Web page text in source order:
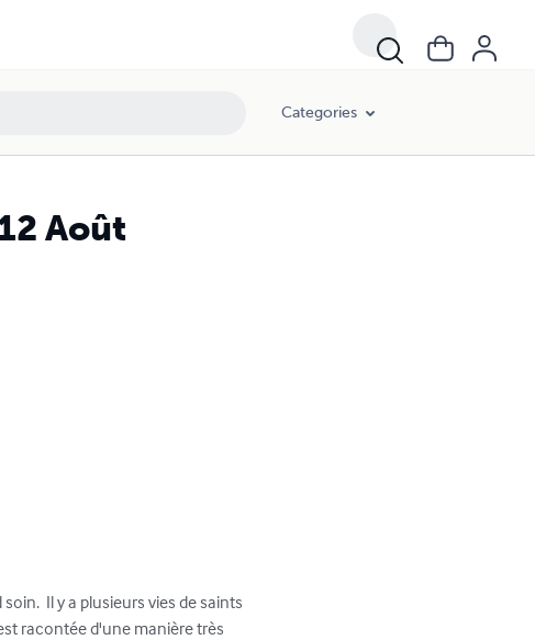
Categories
Août
Il y a plusieurs vies de saints
racontée d'une manière très